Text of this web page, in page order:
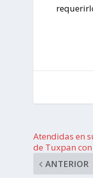
Atendidas en
de Tuxpan
ANTERIOR